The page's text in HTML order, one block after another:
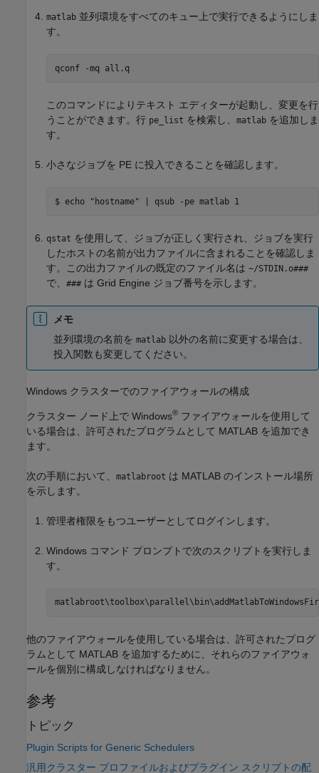
matlab 並列環境をすべてのキュー上で実行できるようにしま
す。
qconf -mq all.q
このコマンドによりテキスト エディターが起動し、変更を行
うことができます。行 pe_list を検索し、 matlab を追加しま
す。
小さなジョブを PE に投入できることを確認します。
$ echo "hostname" | qsub -pe matlab 1
qstat を使用して、ジョブが正しく実行され、ジョブを実行
したホストの名前が出力ファイルに含まれることを確認しま
す。この出力ファイルの既定のファイル名は ~/STDIN.o###
で、 ### は Grid Engine ジョブ番号を示します。
メモ
並列環境の名前を matlab 以外の名前に変更する場合は、
投入関数も変更してください。
Windows クラスターでのファイアウォールの構成
クラスター ノード上で Windows® ファイアウォールを使用して
いる場合は、許可されたプログラムとして MATLAB を追加でき
ます。
次の手順において、 matlabroot は MATLAB のインストール場所
を示します。
管理者権限をもつユーザーとしてログインします。
Windows コマンド プロンプトで次のスクリプトを実行しま
す。
他のファイアウォールを使用している場合は、許可されたプログ
ラムとして MATLAB を追加するために、それらのファイアウォ
ールを個別に構成しなければなりません。
参考
トピック
Plugin Scripts for Generic Schedulers
汎用クラスター プロファイルおよびプラグイン スクリプトの配